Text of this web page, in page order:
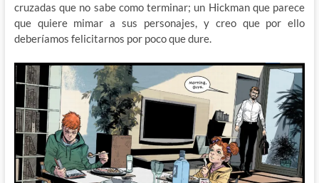
cruzadas que no sabe como terminar; un Hickman que parece
que quiere mimar a sus personajes, y creo que por ello
deberíamos felicitarnos por poco que dure.